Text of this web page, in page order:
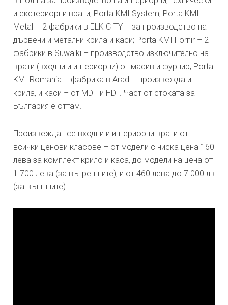
и екстериорни врати; Porta KMI System, Porta KMI
Metal – 2 фабрики в ELK CITY – за производство на
дървени и метални крила и каси; Porta KMI Fornir – 2
фабрики в Suwalki – производство изключително на
врати (входни и интериорни) от масив и фурнир; Porta
KMI Romania – фабрика в Arad – произвежда и
крила, и каси – от MDF и HDF. Част от стоката за
България е оттам.
Произвеждат се входни и интериорни врати от
всички ценови класове – от модели с ниска цена 160
лева за комплект крило и каса, до модели на цена от
1 700 лева (за вътрешните), и от 460 лева до 7 000 лв
(за външните).